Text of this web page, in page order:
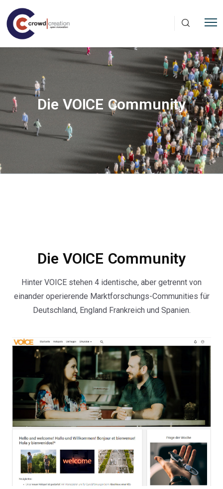
Die VOICE Community
Die VOICE Community
Hinter VOICE stehen 4 identische, aber getrennt von
einander operierende Marktforschungs-Communities für
Deutschland, England Frankreich und Spanien.